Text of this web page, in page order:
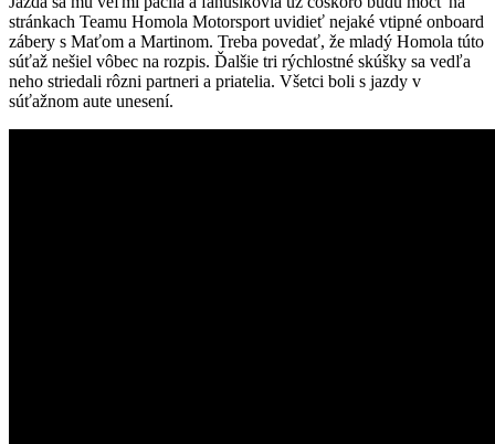
stránkach Teamu Homola Motorsport uvidieť nejaké vtipné onboard
zábery s Maťom a Martinom. Treba povedať, že mladý Homola túto
súťaž nešiel vôbec na rozpis. Ďalšie tri rýchlostné skúšky sa vedľa
neho striedali rôzni partneri a priatelia. Všetci boli s jazdy v
súťažnom aute unesení.